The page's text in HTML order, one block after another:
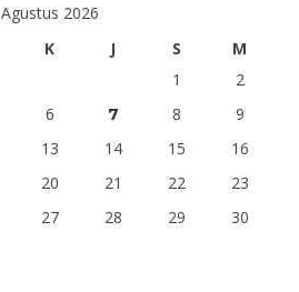
Agustus 2026
K J S
M
1
2
6 7 8
9
13 14 15
16
20 21 22
23
27 28 29
30